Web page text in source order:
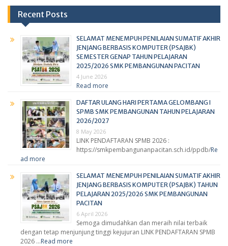
Recent Posts
SELAMAT MENEMPUH PENILAIAN SUMATIF AKHIR
JENJANG BERBASIS KOMPUTER (PSAJBK)
SEMESTER GENAP TAHUN PELAJARAN
2025/2026 SMK PEMBANGUNAN PACITAN
4 June 2026
Read more
DAFTAR ULANG HARI PERTAMA GELOMBANG I
SPMB SMK PEMBANGUNAN TAHUN PELAJARAN
2026/2027
8 May 2026
LINK PENDAFTARAN SPMB 2026 :
https://smkpembangunanpacitan.sch.id/ppdb/Re
ad more
SELAMAT MENEMPUH PENILAIAN SUMATIF AKHIR
JENJANG BERBASIS KOMPUTER (PSAJBK) TAHUN
PELAJARAN 2025/2026 SMK PEMBANGUNAN
PACITAN
6 April 2026
Semoga dimudahkan dan meraih nilai terbaik
dengan tetap menjunjung tinggi kejujuran LINK PENDAFTARAN SPMB
2026 …Read more